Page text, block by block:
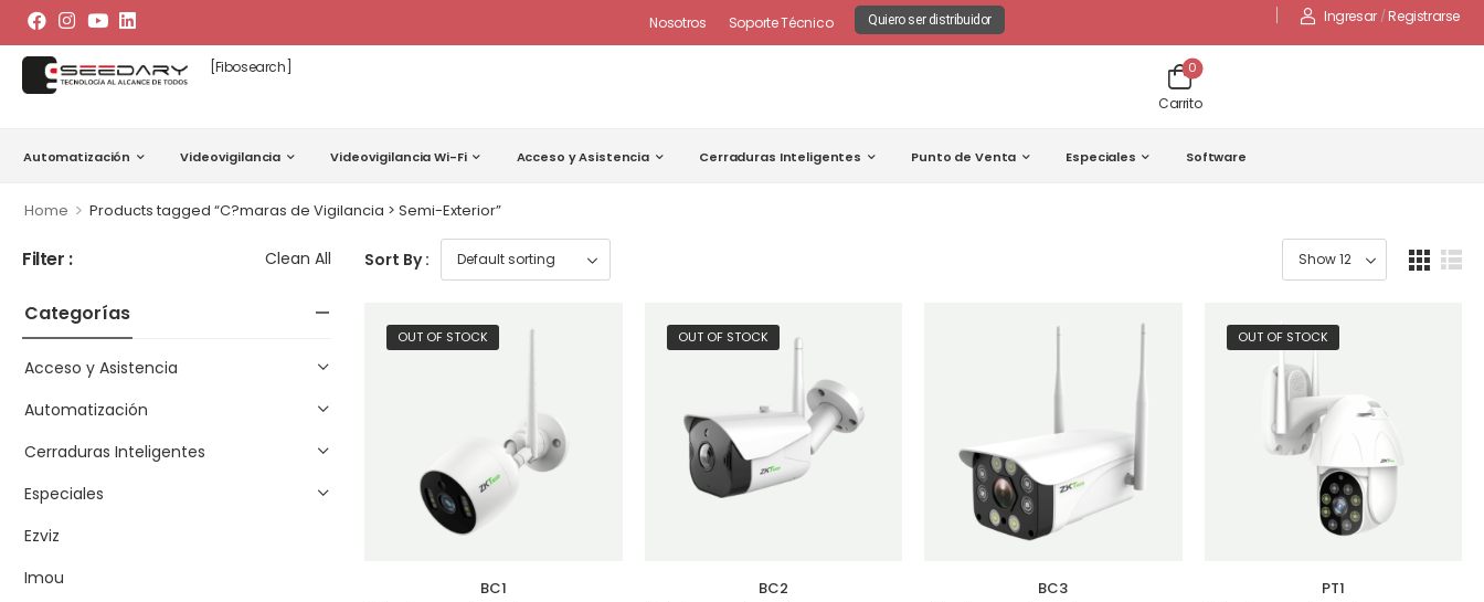
Nosotros Soporte Técnico Quiero ser distribuidor Ingresar /Registrarse
[fibosearch]
Carrito
0
Automatización Videovigilancia Videovigilancia Wi-Fi Acceso y Asistencia Cerraduras Inteligentes Punto de Venta Especiales Software
Home > Products tagged “C?maras de Vigilancia > Semi-Exterior”
Filter : Clean All
Categorías
Acceso y Asistencia
Automatización
Cerraduras Inteligentes
Especiales
Ezviz
Imou
Sort By :
OUT OF STOCK
BC1
OUT OF STOCK
BC2 BC3
OUT OF STOCK
PT1